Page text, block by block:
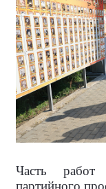
Часть
партийного